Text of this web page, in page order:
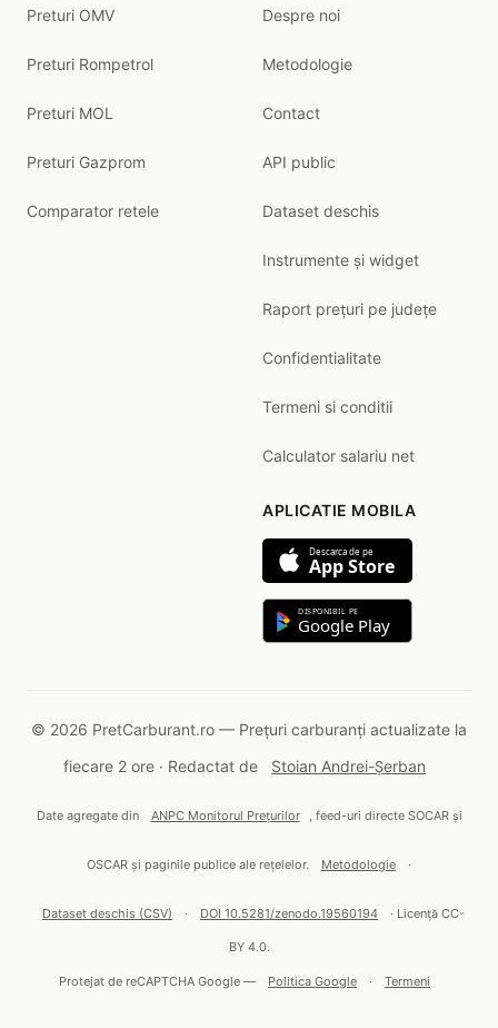
Preturi OMV
Preturi Rompetrol
Preturi MOL
Preturi Gazprom
Comparator retele
Despre noi
Metodologie
Contact
API public
Dataset deschis
Instrumente și widget
Raport prețuri pe județe
Confidentialitate
Termeni si conditii
Calculator salariu net
APLICATIE MOBILA
Descarca de pe
App Store
DISPONIBIL PE
Google Play
© 2026 PretCarburant.ro — Prețuri carburanți actualizate la
fiecare 2 ore · Redactat de
Stoian Andrei-Șerban
Date agregate din ANPC Monitorul Prețurilor , feed-uri directe SOCAR și
OSCAR și paginile publice ale rețelelor. Metodologie ·
Dataset deschis (CSV) · DOI 10.5281/zenodo.19560194 · Licență CC-
BY 4.0.
Protejat de reCAPTCHA Google — Politica Google · Termeni